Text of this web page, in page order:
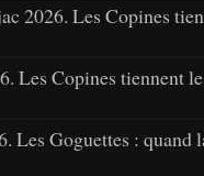
2026. Les Copines
Les Copines tiennent
Les Goguettes : quand